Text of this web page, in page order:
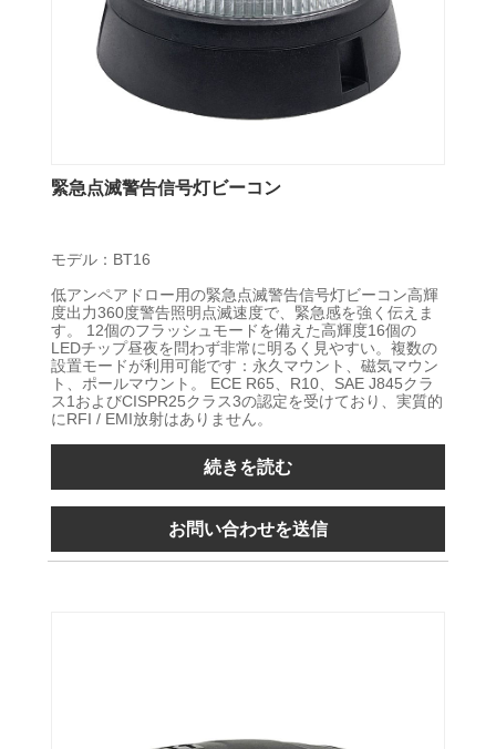
緊急点滅警告信号灯ビーコン
モデル：BT16
低アンペアドロー用の緊急点滅警告信号灯ビーコン高輝
度出力360度警告照明点滅速度で、緊急感を強く伝えま
す。 12個のフラッシュモードを備えた高輝度16個の
LEDチップ昼夜を問わず非常に明るく見やすい。複数の
設置モードが利用可能です：永久マウント、磁気マウン
ト、ポールマウント。 ECE R65、R10、SAE J845クラ
ス1およびCISPR25クラス3の認定を受けており、実質的
にRFI / EMI放射はありません。
続きを読む
お問い合わせを送信